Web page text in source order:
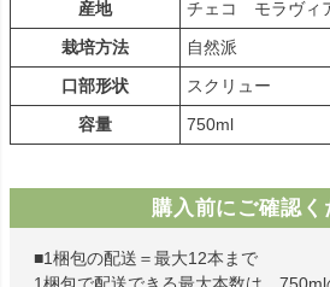
産地
チェコ モラヴィ
栽培方法
自然派
口部形状
スクリュー
容量
750ml
購入前にご確認く
■1梱包の配送＝最大12本まで